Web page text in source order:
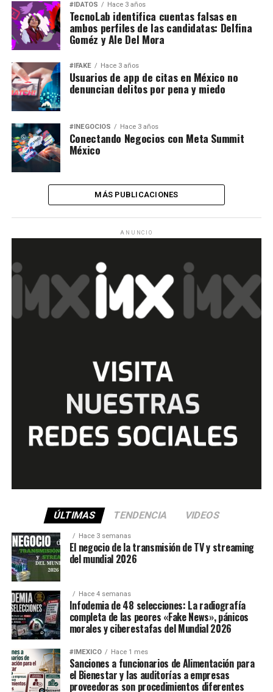
#IDATOS Hace 3 años
TecnoLab identifica cuentas falsas en
ambos perfiles de las candidatas: Delfina
Goméz y Ale Del Mora
#IFAKE Hace 3 años
Usuarios de app de citas en México no
denuncian delitos por pena y miedo
#INEGOCIOS Hace 3 años
Conectando Negocios con Meta Summit
México
MÁS PUBLICACIONES
ANUNCIO
ÚLTIMAS TENDENCIA VIDEOS
Hace 3 semanas
El negocio de la transmisión de TV y streaming
del mundial 2026
Hace 4 semanas
Infodemia de 48 selecciones: La radiografía
completa de las peores «Fake News», pánicos
morales y ciberestafas del Mundial 2026
#IMEXICO Hace 1 mes
Sanciones a funcionarios de Alimentación para
el Bienestar y las auditorías a empresas
proveedoras son procedimientos diferentes